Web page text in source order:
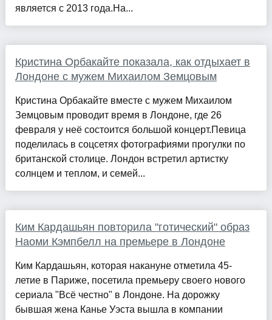
является с 2013 года.На...
Кристина Орбакайте показала, как отдыхает в
Лондоне с мужем Михаилом Земцовым
Кристина Орбакайте вместе с мужем Михаилом
Земцовым проводит время в Лондоне, где 26
февраля у неё состоится большой концерт.Певица
поделилась в соцсетях фотографиями прогулки по
британской столице. Лондон встретил артистку
солнцем и теплом, и семей...
Ким Кардашьян повторила "готический" образ
Наоми Кэмпбелл на премьере в Лондоне
Ким Кардашьян, которая накануне отметила 45-
летие в Париже, посетила премьеру своего нового
сериала "Всё честно" в Лондоне. На дорожку
бывшая жена Канье Уэста вышла в компании